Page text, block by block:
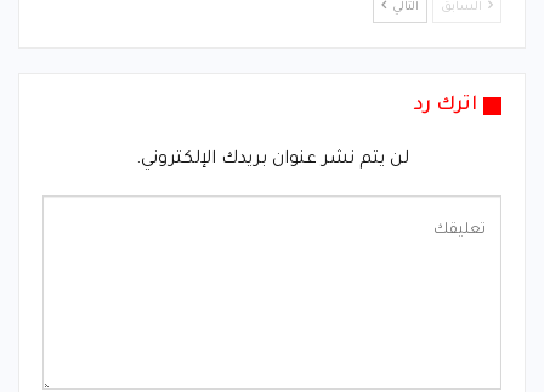
السابق التالي
اترك رد
لن يتم نشر عنوان بريدك الإلكتروني.